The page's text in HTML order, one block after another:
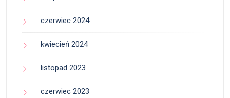
czerwiec 2024
kwiecień 2024
listopad 2023
czerwiec 2023